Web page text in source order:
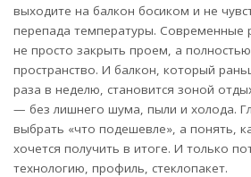
выходите на балкон босиком и не
перепада температуры. Современные
не просто закрыть проем, а
пространство. И балкон, который
раза в неделю, становится зоной
— без лишнего шума, пыли и холода.
выбрать «что подешевле», а понять,
хочется получить в итоге. И только
технологию, профиль, стеклопакет.